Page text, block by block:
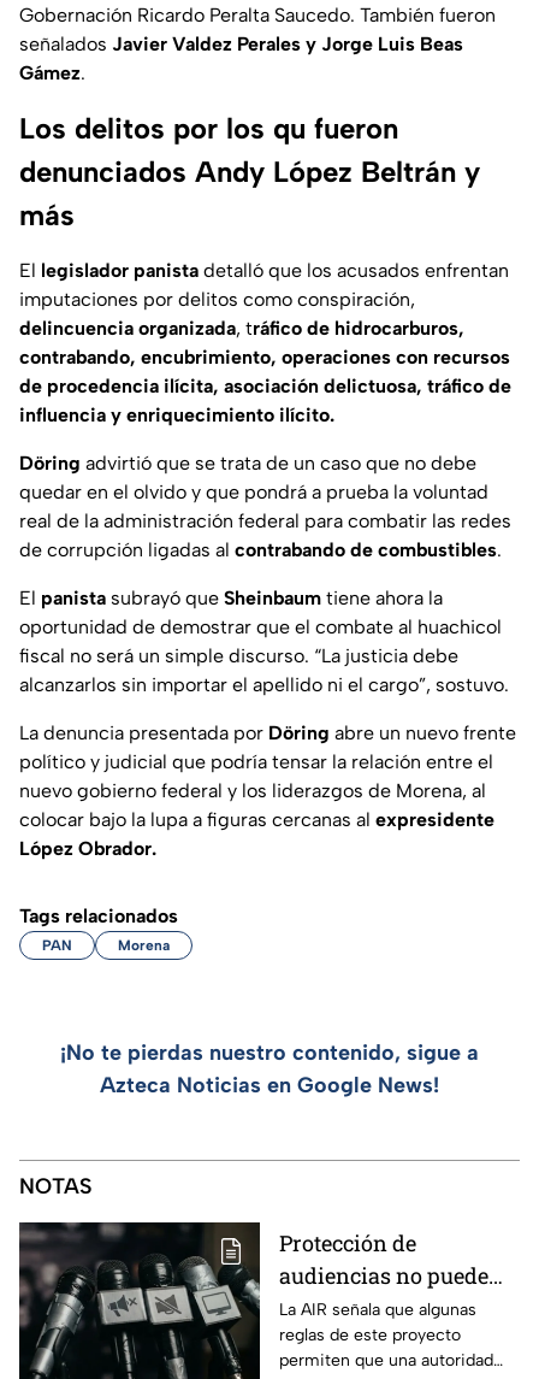
Gobernación Ricardo Peralta Saucedo. También fueron
señalados Javier Valdez Perales y Jorge Luis Beas
Gámez.
Los delitos por los qu fueron
denunciados Andy López Beltrán y
más
El legislador panista detalló que los acusados enfrentan
imputaciones por delitos como conspiración,
delincuencia organizada, tráfico de hidrocarburos,
contrabando, encubrimiento, operaciones con recursos
de procedencia ilícita, asociación delictuosa, tráfico de
influencia y enriquecimiento ilícito.
Döring advirtió que se trata de un caso que no debe
quedar en el olvido y que pondrá a prueba la voluntad
real de la administración federal para combatir las redes
de corrupción ligadas al contrabando de combustibles.
El panista subrayó que Sheinbaum tiene ahora la
oportunidad de demostrar que el combate al huachicol
fiscal no será un simple discurso. “La justicia debe
alcanzarlos sin importar el apellido ni el cargo”, sostuvo.
La denuncia presentada por Döring abre un nuevo frente
político y judicial que podría tensar la relación entre el
nuevo gobierno federal y los liderazgos de Morena, al
colocar bajo la lupa a figuras cercanas al expresidente
López Obrador.
Tags relacionados
PAN Morena
¡No te pierdas nuestro contenido, sigue a
Azteca Noticias en Google News!
NOTAS
Protección de
audiencias no puede
convertirse en
mecanismo de censura
o mordaza: AIR
La AIR señala que algunas
reglas de este proyecto
permiten que una autoridad